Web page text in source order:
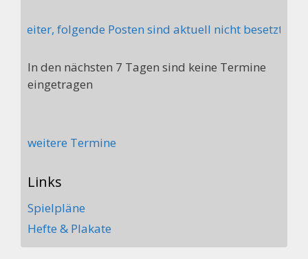
folgende Posten sind aktuell nicht besetzt:
In den nächsten 7 Tagen sind keine Termine
eingetragen
weitere Termine
Links
Spielpläne
Hefte & Plakate